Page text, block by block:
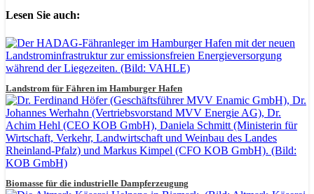
Lesen Sie auch:
Landstrom für Fähren im Hamburger Hafen
Biomasse für die industrielle Dampferzeugung